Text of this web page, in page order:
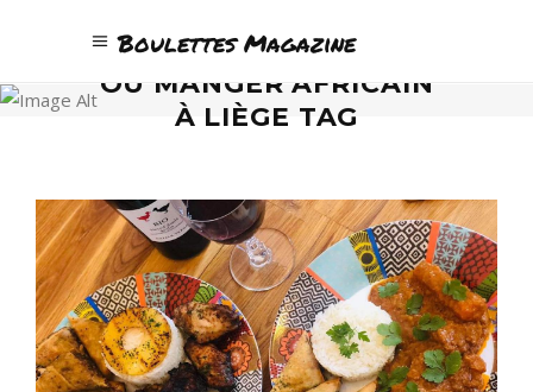
Boulettes Magazine
OÙ MANGER AFRICAIN
À LIÈGE TAG